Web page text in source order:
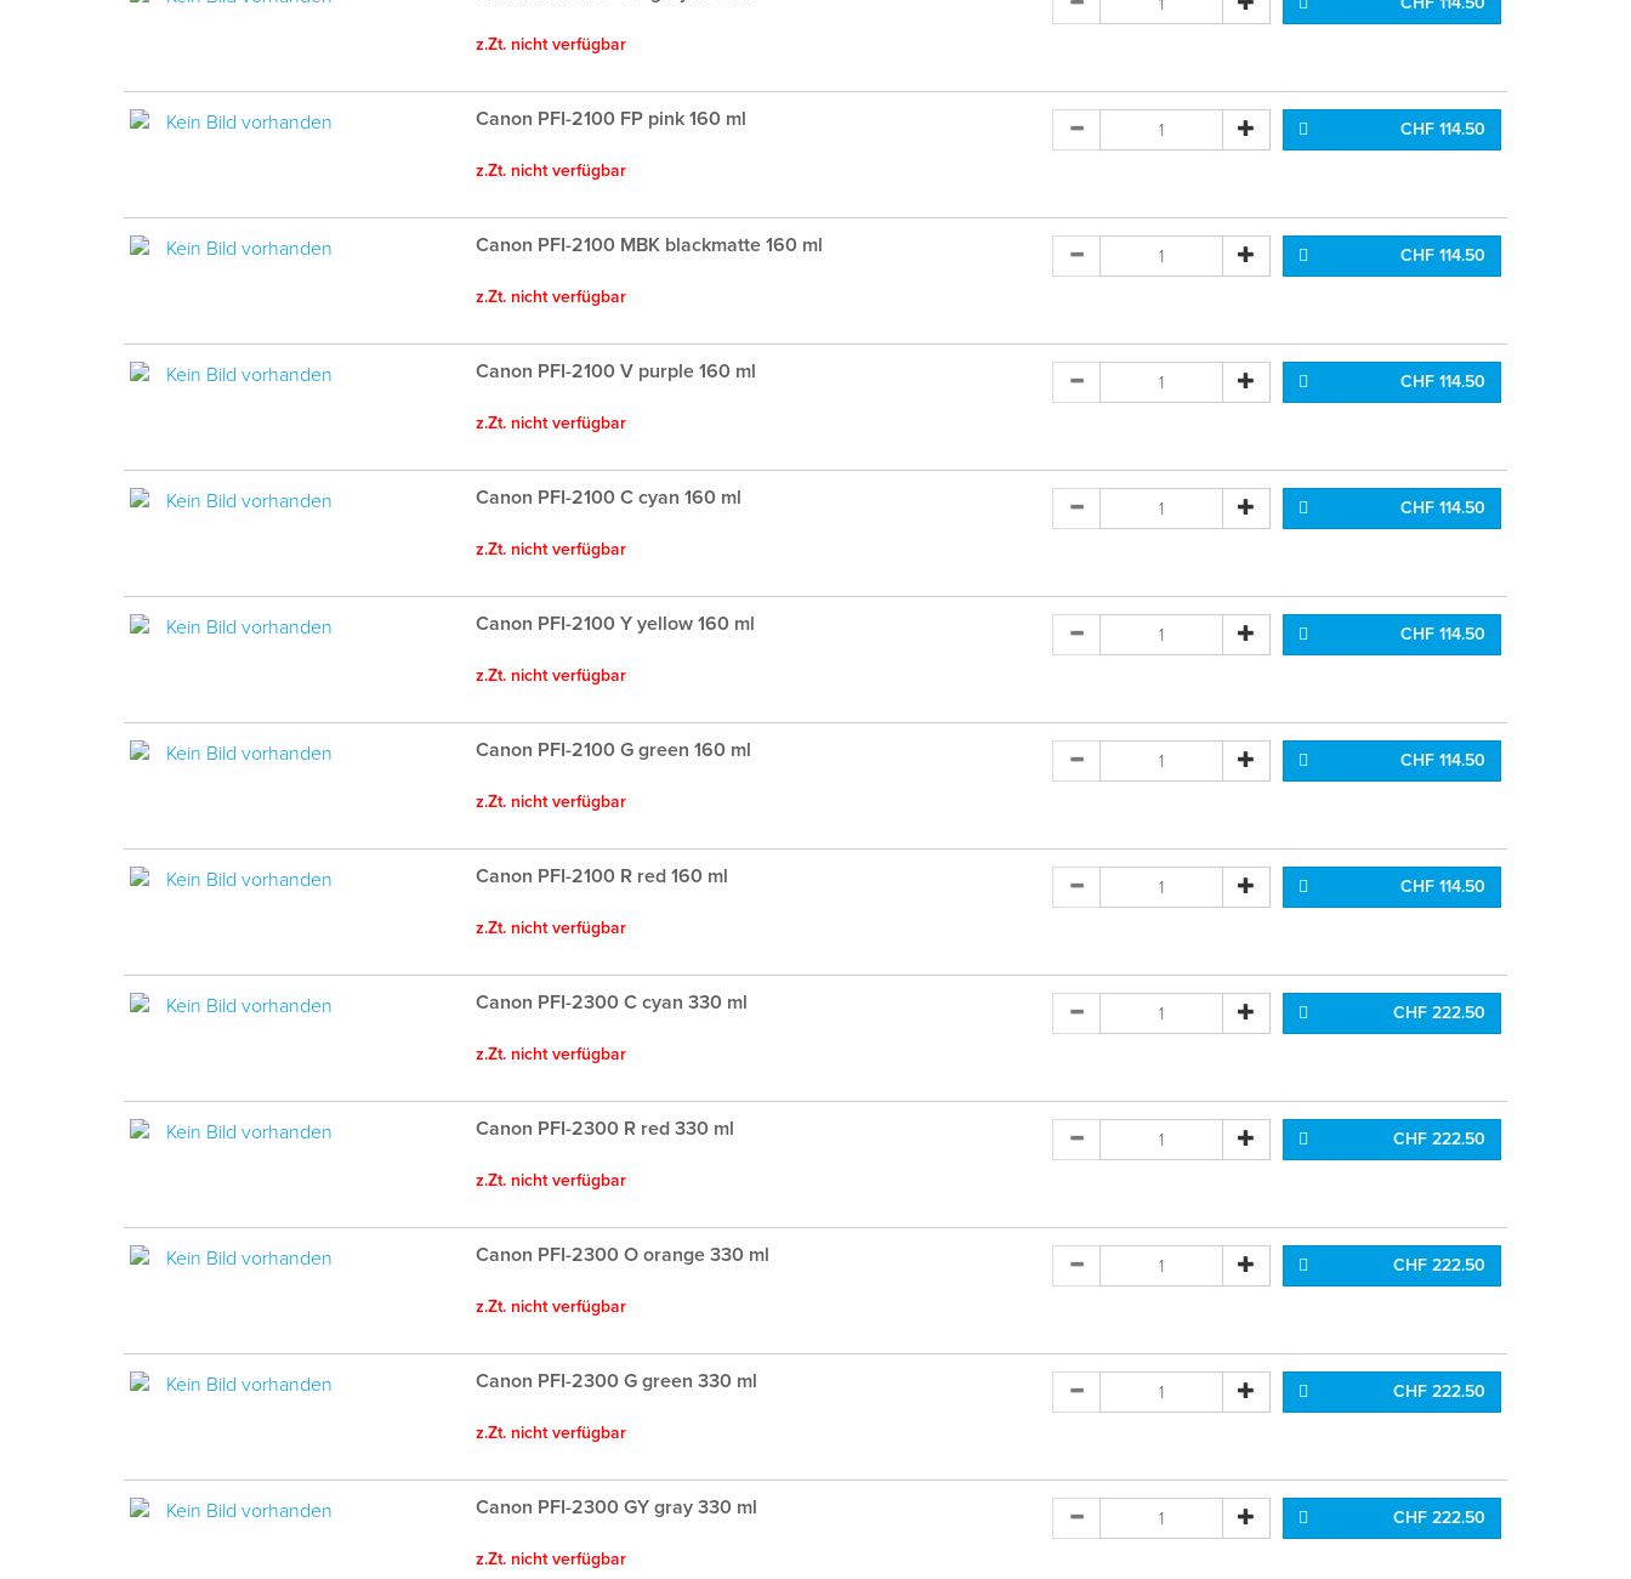
z.Zt. nicht verfügbar
Canon PFI-2100 FP pink 160 ml
z.Zt. nicht verfügbar
CHF 114.50
Canon PFI-2100 MBK blackmatte 160 ml
z.Zt. nicht verfügbar
CHF 114.50
Canon PFI-2100 V purple 160 ml
z.Zt. nicht verfügbar
CHF 114.50
Canon PFI-2100 C cyan 160 ml
z.Zt. nicht verfügbar
CHF 114.50
Canon PFI-2100 Y yellow 160 ml
z.Zt. nicht verfügbar
CHF 114.50
Canon PFI-2100 G green 160 ml
z.Zt. nicht verfügbar
CHF 114.50
Canon PFI-2100 R red 160 ml
z.Zt. nicht verfügbar
CHF 114.50
Canon PFI-2300 C cyan 330 ml
z.Zt. nicht verfügbar
CHF 222.50
Canon PFI-2300 R red 330 ml
z.Zt. nicht verfügbar
CHF 222.50
Canon PFI-2300 O orange 330 ml
z.Zt. nicht verfügbar
CHF 222.50
Canon PFI-2300 G green 330 ml
z.Zt. nicht verfügbar
CHF 222.50
Canon PFI-2300 GY gray 330 ml
z.Zt. nicht verfügbar
CHF 222.50